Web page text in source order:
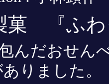
菓 『ふわ
んだおせん
りました。